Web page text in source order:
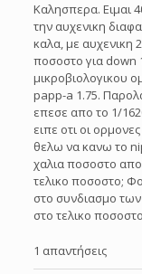
Καλησπερα. Ειμαι
την αυχενικη
καλα, με αυχενικη
ποσοστο για down
μικροβιολογικου
papp-a 1.75.
επεσε απο το 1/
ειπε οτι οι
θελω να κανω το
χαλια ποσοστο απο
τελικο ποσοστο;
στο συνδιασμο των
στο τελικο
1 απαντήσεις